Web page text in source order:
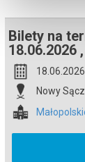
Bilety na
18.06.2026
Nowy Sącz